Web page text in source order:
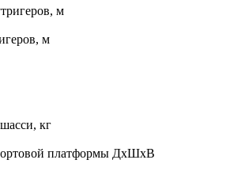
м
м
кг
платформы ДxШxВ